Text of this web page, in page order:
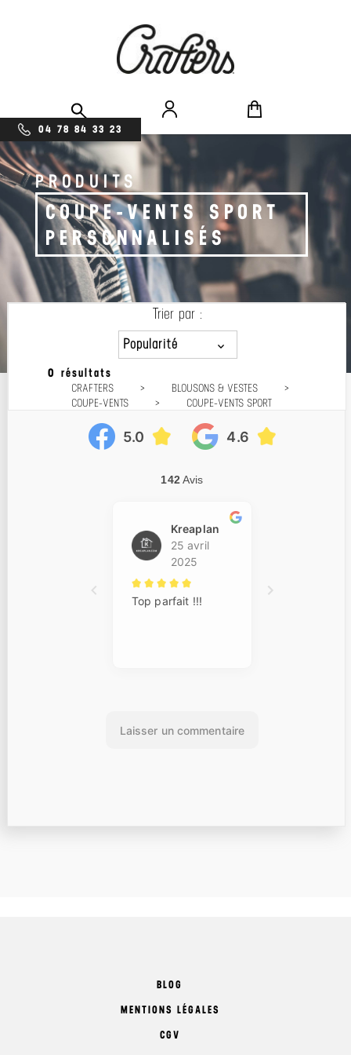
04 78 84 33 23
PRODUITS
COUPE-VENTS SPORT
PERSONNALISÉS
0 résultats
CRAFTERS > BLOUSONS & VESTES
>
COUPE-VENTS
> COUPE-VENTS SPORT
Trier par :
Popularité
Prix décroissant
Prix croissant
BLOG
MENTIONS LÉGALES
CGV